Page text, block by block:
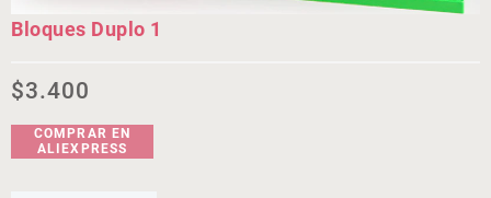
Bloques Duplo 1
$3.400
COMPRAR EN
ALIEXPRESS